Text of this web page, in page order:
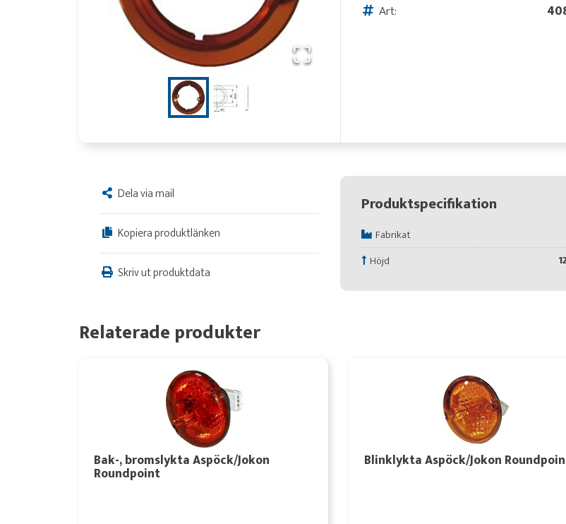
Art:
Dela via mail
Kopiera produktlänken
Skriv ut produktdata
Produktspecifikation
Fabrikat
Höjd
Relaterade produkter
Bak-, bromslykta Aspöck/Jokon
Roundpoint
Blinklykta Aspöck/Jokon